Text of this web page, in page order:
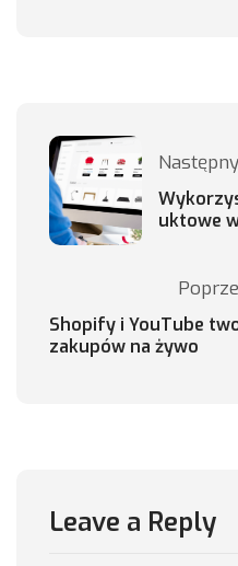
uktowe
Shopify i YouTube
zakupów na żywo
Leave a Reply